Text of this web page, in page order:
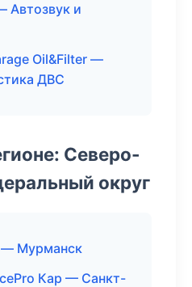
Автозвук и
Oil&Filter —
ДВС
Северо-
округ
— Мурманск
Кар — Санкт-